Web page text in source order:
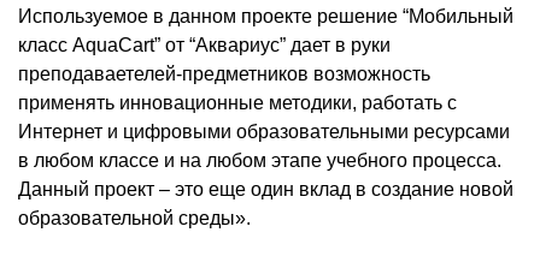
Используемое в данном проекте решение “Мобильный
класс AquaCart” от “Аквариус” дает в руки
преподаваетелей-предметников возможность
применять инновационные методики, работать с
Интернет и цифровыми образовательными ресурсами
в любом классе и на любом этапе учебного процесса.
Данный проект – это еще один вклад в создание новой
образовательной среды».